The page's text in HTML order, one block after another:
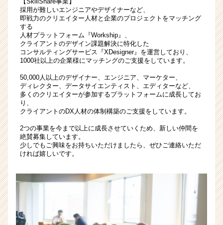
く
就
サ
イ
ト
ア
キ
リ
ア
採用が難しいエンジニアやデザイナーなど、
即戦力のクリエイター人材と企業のプロジェクトをマッチング
する
人材プラットフォーム『Workship』、
クライアントのデザイン課題解決に特化した
コンサルティングサービス『XDesigner』を運営しており、
1000社以上の企業様にマッチングのご支援をしています。
50,000人以上のデザイナー、エンジニア、マーケター、
ディレクター、データサイエンティスト、エディターなど、
多くのクリエイターが参加するプラットフォームに成長してお
り、
クライアントのDX人材の体制構築のご支援をしています。
2つの事業を今まで以上に成長させていくため、新しい仲間を
絶賛募集しています。
少しでもご興味をお持ちいただけましたら、ぜひご連絡いただ
ければ嬉しいです。